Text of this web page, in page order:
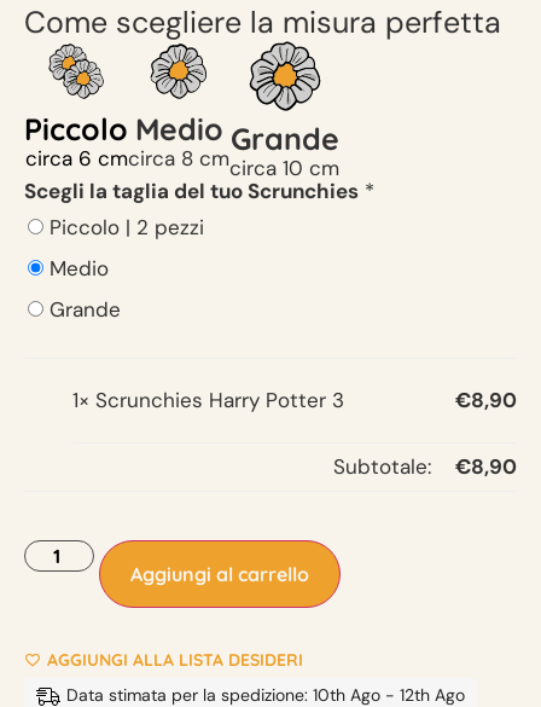
Come scegliere la misura perfetta
Piccolo
circa 6 cm
Medio
circa 8 cm
Grande
circa 10 cm
Scegli la taglia del tuo Scrunchies *
Piccolo | 2 pezzi
Medio
Grande
1× Scrunchies Harry Potter 3 €8,90
Subtotale: €8,90
Aggiungi al carrello
AGGIUNGI ALLA LISTA DESIDERI
Data stimata per la spedizione: 10th Ago - 12th Ago